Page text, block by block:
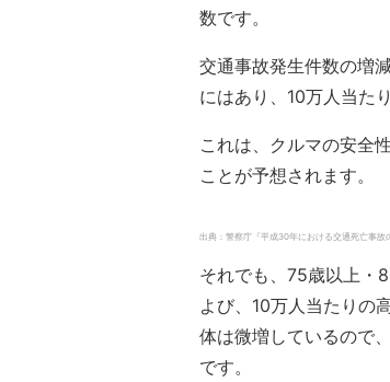
数です。
交通事故発生件数の増
にはあり、10万人当た
これは、クルマの安全
ことが予想されます。
出典：警察庁『平成30年における交通死亡事故
それでも、75歳以上・
よび、10万人当たりの
体は微増しているので
です。